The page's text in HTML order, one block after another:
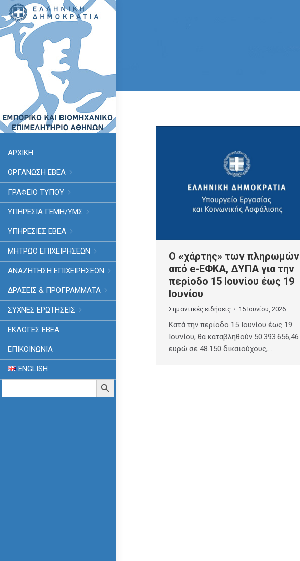
ΑΡΧΙΚΗ
ΟΡΓΑΝΩΣΗ ΕΒΕΑ
ΓΡΑΦΕΙΟ ΤΥΠΟΥ
ΥΠΗΡΕΣΊΑ ΓΕΜΗ/ΥΜΣ
ΥΠΗΡΕΣΙΕΣ ΕΒΕΑ
ΜΗΤΡΩΟ ΕΠΙΧΕΙΡΗΣΕΩΝ
ΑΝΑΖΗΤΗΣΗ ΕΠΙΧΕΙΡΗΣΕΩΝ
ΔΡΑΣΕΙΣ & ΠΡΟΓΡΑΜΜΑΤΑ
ΣΥΧΝΕΣ ΕΡΩΤΗΣΕΙΣ
ΕΚΛΟΓΈΣ ΕΒΕΑ
ΕΠΙΚΟΙΝΩΝΙΑ
ENGLISH
Search
Search Button
Ο «χάρτης» των πληρωμών
από e-ΕΦΚΑ, ΔΥΠΑ για την
περίοδο 15 Ιουνίου έως 19
Ιουνίου
Σημαντικές ειδήσεις 15 Ιουνίου, 2026
Κατά την περίοδο 15 Ιουνίου έως 19
Ιουνίου, θα καταβληθούν 50.393.656,46
ευρώ σε 48.150 δικαιούχους,…